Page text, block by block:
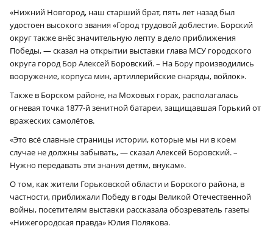
«Нижний Новгород, наш старший брат, пять лет назад был
удостоен высокого звания «Город трудовой доблести». Борский
округ также внёс значительную лепту в дело приближения
Победы, — сказал на открытии выставки глава МСУ городского
округа город Бор Алексей Боровский. – На Бору производились
вооружение, корпуса мин, артиллерийские снаряды, войлок».
Также в Борском районе, на Моховых горах, располагалась
огневая точка 1877‑й зенитной батареи, защищавшая Горький от
вражеских самолётов.
«Это всё славные страницы истории, которые мы ни в коем
случае не должны забывать, — сказал Алексей Боровский. –
Нужно передавать эти знания детям, внукам».
О том, как жители Горьковской области и Борского района, в
частности, приближали Победу в годы Великой Отечественной
войны, посетителям выставки рассказала обозреватель газеты
«Нижегородская правда» Юлия Полякова.